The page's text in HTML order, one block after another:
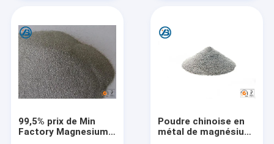
Des produits
Au sujet de nous
Visite d'usine
99,5% prix de Min
Factory Magnesium
Poudre chinoise en
métal de magnésium